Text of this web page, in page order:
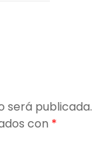
será publicada.
con *